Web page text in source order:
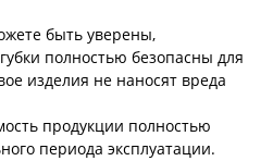
быть уверены,
полностью безопасны для
изделия не наносят вреда
продукции полностью
периода эксплуатации.